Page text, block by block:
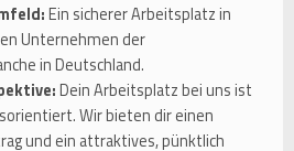
Ein sicherer Arbeitsplatz in
Unternehmen der
in Deutschland.
Dein Arbeitsplatz bei uns ist
Wir bieten dir einen
und ein attraktives, pünktlich